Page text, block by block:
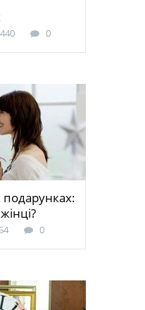
0
подарунках:
0